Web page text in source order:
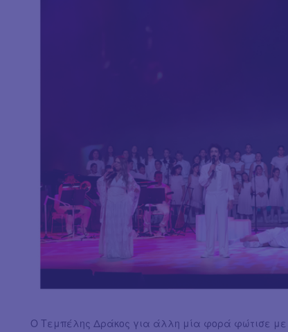
Ο Τεμπέλης Δράκος για άλλη μία φορά φώτισε με